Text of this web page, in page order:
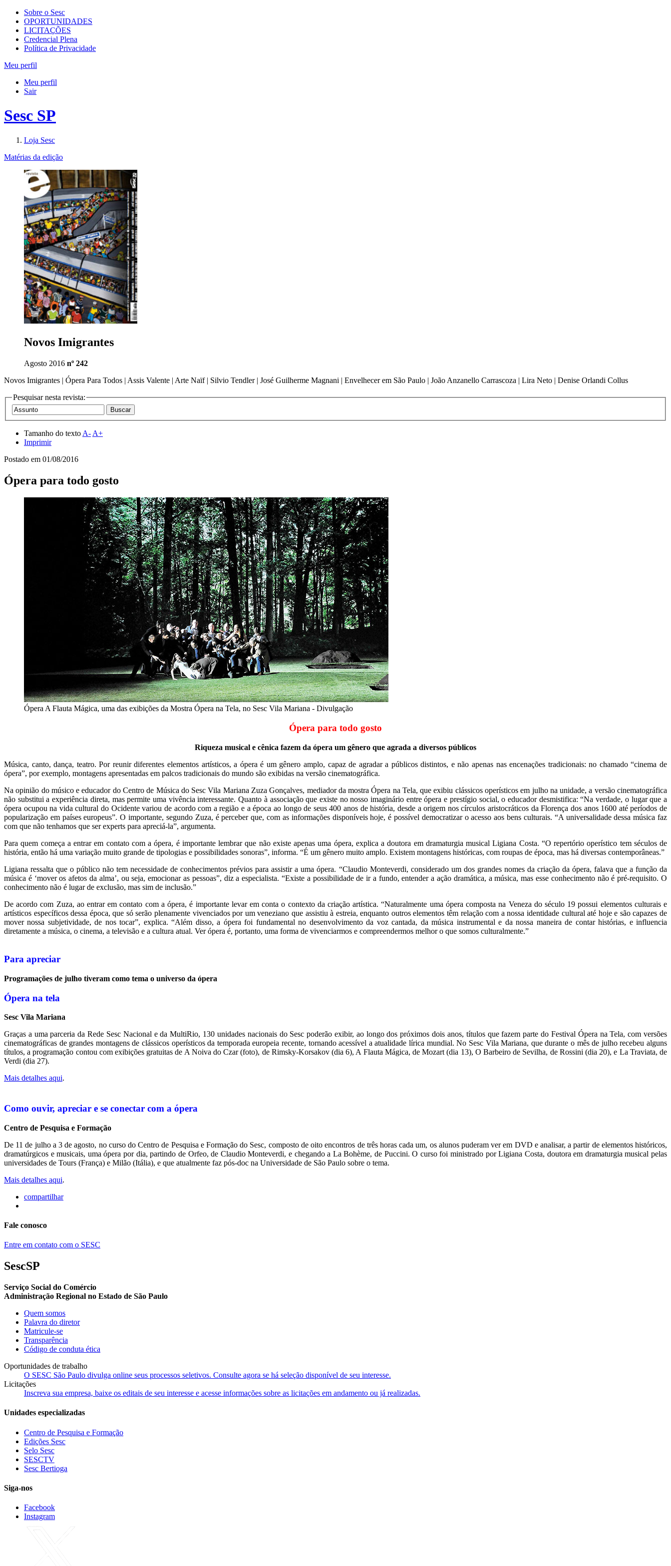
Sobre o Sesc
OPORTUNIDADES
LICITAÇÕES
Credencial Plena
Política de Privacidade
Meu perfil
Meu perfil
Sair
Sesc SP
Loja Sesc
Matérias da edição
Novos Imigrantes
Agosto 2016 nº 242
Novos Imigrantes | Ópera Para Todos | Assis Valente | Arte Naïf | Silvio Tendler | José Guilherme Magnani | Envelhecer em São Paulo | João Anzanello Carrascoza | Lira Neto | Denise Orlandi Collus
Pesquisar nesta revista:
Tamanho do texto A- A+
Imprimir
Postado em 01/08/2016
Ópera para todo gosto
Ópera A Flauta Mágica, uma das exibições da Mostra Ópera na Tela, no Sesc Vila Mariana - Divulgação
Ópera para todo gosto
Riqueza musical e cênica fazem da ópera um gênero que agrada a diversos públicos
Música, canto, dança, teatro. Por reunir diferentes elementos artísticos, a ópera é um gênero amplo, capaz de agradar a públicos distintos, e não apenas nas encenações tradicionais: no chamado “cinema de
ópera”, por exemplo, montagens apresentadas em palcos tradicionais do mundo são exibidas na versão cinematográfica.
Na opinião do músico e educador do Centro de Música do Sesc Vila Mariana Zuza Gonçalves, mediador da mostra Ópera na Tela, que exibiu clássicos operísticos em julho na unidade, a versão cinematográfica
não substitui a experiência direta, mas permite uma vivência interessante. Quanto à associação que existe no nosso imaginário entre ópera e prestígio social, o educador desmistifica: “Na verdade, o lugar que a
ópera ocupou na vida cultural do Ocidente variou de acordo com a região e a época ao longo de seus 400 anos de história, desde a origem nos círculos aristocráticos da Florença dos anos 1600 até períodos de
popularização em países europeus”. O importante, segundo Zuza, é perceber que, com as informações disponíveis hoje, é possível democratizar o acesso aos bens culturais. “A universalidade dessa música faz
com que não tenhamos que ser experts para apreciá-la”, argumenta.
Para quem começa a entrar em contato com a ópera, é importante lembrar que não existe apenas uma ópera, explica a doutora em dramaturgia musical Ligiana Costa. “O repertório operístico tem séculos de
história, então há uma variação muito grande de tipologias e possibilidades sonoras”, informa. “É um gênero muito amplo. Existem montagens históricas, com roupas de época, mas há diversas contemporâneas.”
Ligiana ressalta que o público não tem necessidade de conhecimentos prévios para assistir a uma ópera. “Claudio Monteverdi, considerado um dos grandes nomes da criação da ópera, falava que a função da
música é ‘mover os afetos da alma’, ou seja, emocionar as pessoas”, diz a especialista. “Existe a possibilidade de ir a fundo, entender a ação dramática, a música, mas esse conhecimento não é pré-requisito. O
conhecimento não é lugar de exclusão, mas sim de inclusão.”
De acordo com Zuza, ao entrar em contato com a ópera, é importante levar em conta o contexto da criação artística. “Naturalmente uma ópera composta na Veneza do século 19 possui elementos culturais e
artísticos específicos dessa época, que só serão plenamente vivenciados por um veneziano que assistiu à estreia, enquanto outros elementos têm relação com a nossa identidade cultural até hoje e são capazes de
mover nossa subjetividade, de nos tocar”, explica. “Além disso, a ópera foi fundamental no desenvolvimento da voz cantada, da música instrumental e da nossa maneira de contar histórias, e influencia
diretamente a música, o cinema, a televisão e a cultura atual. Ver ópera é, portanto, uma forma de vivenciarmos e compreendermos melhor o que somos culturalmente.”
Para apreciar
Programações de julho tiveram como tema o universo da ópera
Ópera na tela
Sesc Vila Mariana
Graças a uma parceria da Rede Sesc Nacional e da MultiRio, 130 unidades nacionais do Sesc poderão exibir, ao longo dos próximos dois anos, títulos que fazem parte do Festival Ópera na Tela, com versões
cinematográficas de grandes montagens de clássicos operísticos da temporada europeia recente, tornando acessível a atualidade lírica mundial. No Sesc Vila Mariana, que durante o mês de julho recebeu alguns
títulos, a programação contou com exibições gratuitas de A Noiva do Czar (foto), de Rimsky-Korsakov (dia 6), A Flauta Mágica, de Mozart (dia 13), O Barbeiro de Sevilha, de Rossini (dia 20), e La Traviata, de
Verdi (dia 27).
Mais detalhes aqui.
Como ouvir, apreciar e se conectar com a ópera
Centro de Pesquisa e Formação
De 11 de julho a 3 de agosto, no curso do Centro de Pesquisa e Formação do Sesc, composto de oito encontros de três horas cada um, os alunos puderam ver em DVD e analisar, a partir de elementos históricos,
dramatúrgicos e musicais, uma ópera por dia, partindo de Orfeo, de Claudio Monteverdi, e chegando a La Bohème, de Puccini. O curso foi ministrado por Ligiana Costa, doutora em dramaturgia musical pelas
universidades de Tours (França) e Milão (Itália), e que atualmente faz pós-doc na Universidade de São Paulo sobre o tema.
Mais detalhes aqui.
compartilhar
Fale conosco
Entre em contato com o SESC
SescSP
Serviço Social do Comércio
Administração Regional no Estado de São Paulo
Quem somos
Palavra do diretor
Matricule-se
Transparência
Código de conduta ética
Oportunidades de trabalho
O SESC São Paulo divulga online seus processos seletivos. Consulte agora se há seleção disponível de seu interesse.
Licitações
Inscreva sua empresa, baixe os editais de seu interesse e acesse informações sobre as licitações em andamento ou já realizadas.
Unidades especializadas
Centro de Pesquisa e Formação
Edições Sesc
Selo Sesc
SESCTV
Sesc Bertioga
Siga-nos
Facebook
Instagram